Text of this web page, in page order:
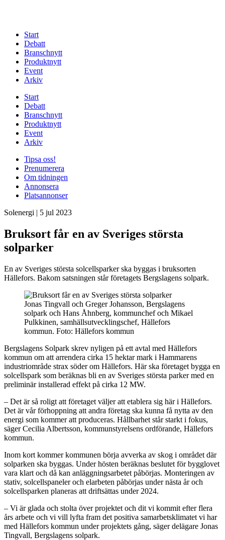
Start
Debatt
Branschnytt
Produktnytt
Event
Arkiv
Start
Debatt
Branschnytt
Produktnytt
Event
Arkiv
Tipsa oss!
Prenumerera
Om tidningen
Annonsera
Platsannonser
Solenergi | 5 jul 2023
Bruksort får en av Sveriges största
solparker
En av Sveriges största solcellsparker ska byggas i bruksorten
Hällefors. Bakom satsningen står företagets Bergslagens solpark.
Jonas Tingvall och Greger Johansson, Bergslagens
solpark och Hans Åhnberg, kommunchef och Mikael
Pulkkinen, samhällsutvecklingschef, Hällefors
kommun. Foto: Hällefors kommun
Bergslagens Solpark skrev nyligen på ett avtal med Hällefors
kommun om att arrendera cirka 15 hektar mark i Hammarens
industriområde strax söder om Hällefors. Här ska företaget bygga en
solcellspark som beräknas bli en av Sveriges största parker med en
preliminär installerad effekt på cirka 12 MW.
– Det är så roligt att företaget väljer att etablera sig här i Hällefors.
Det är vår förhoppning att andra företag ska kunna få nytta av den
energi som kommer att produceras. Hållbarhet står starkt i fokus,
säger Cecilia Albertsson, kommunstyrelsens ordförande, Hällefors
kommun.
Inom kort kommer kommunen börja avverka av skog i området där
solparken ska byggas. Under hösten beräknas beslutet för bygglovet
vara klart och då kan anläggningsarbetet påbörjas. Monteringen av
stativ, solcellspaneler och elarbeten påbörjas under nästa år och
solcellsparken planeras att driftsättas under 2024.
– Vi är glada och stolta över projektet och dit vi kommit efter flera
års arbete och vi vill lyfta fram det positiva samarbetsklimatet vi har
med Hällefors kommun under projektets gång, säger delägare Jonas
Tingvall, Bergslagens solpark.